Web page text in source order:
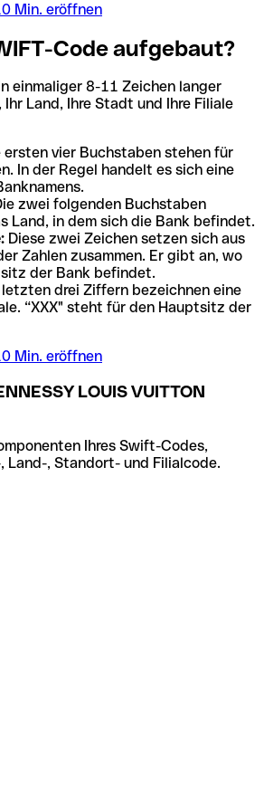
Min. eröffnen
Code aufgebaut?
einmaliger 8-11 Zeichen langer
Ihr Land, Ihre Stadt und Ihre Filiale
ersten vier Buchstaben stehen für
In der Regel handelt es sich eine
zwei folgenden Buchstaben
Land, in dem sich die Bank befindet.
Diese zwei Zeichen setzen sich aus
Zahlen zusammen. Er gibt an, wo
der Bank befindet.
letzten drei Ziffern bezeichnen eine
“XXX" steht für den Hauptsitz der
Min. eröffnen
LOUIS VUITTON
Ihres Swift-Codes,
Land-, Standort- und Filialcode.